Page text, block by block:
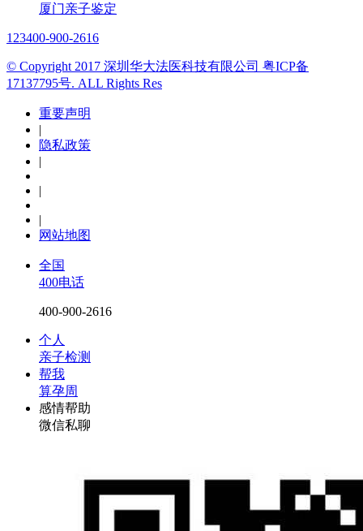
厦门亲子鉴定
123400-900-2616
© Copyright 2017 深圳华大法医科技有限公司 粤ICP备
17137795号. ALL Rights Res
重要声明
|
隐私政策
|
|
|
网站地图
全国
400电话
400-900-2616
个人
亲子检测
帮我
算孕周
感情帮助
微信私聊